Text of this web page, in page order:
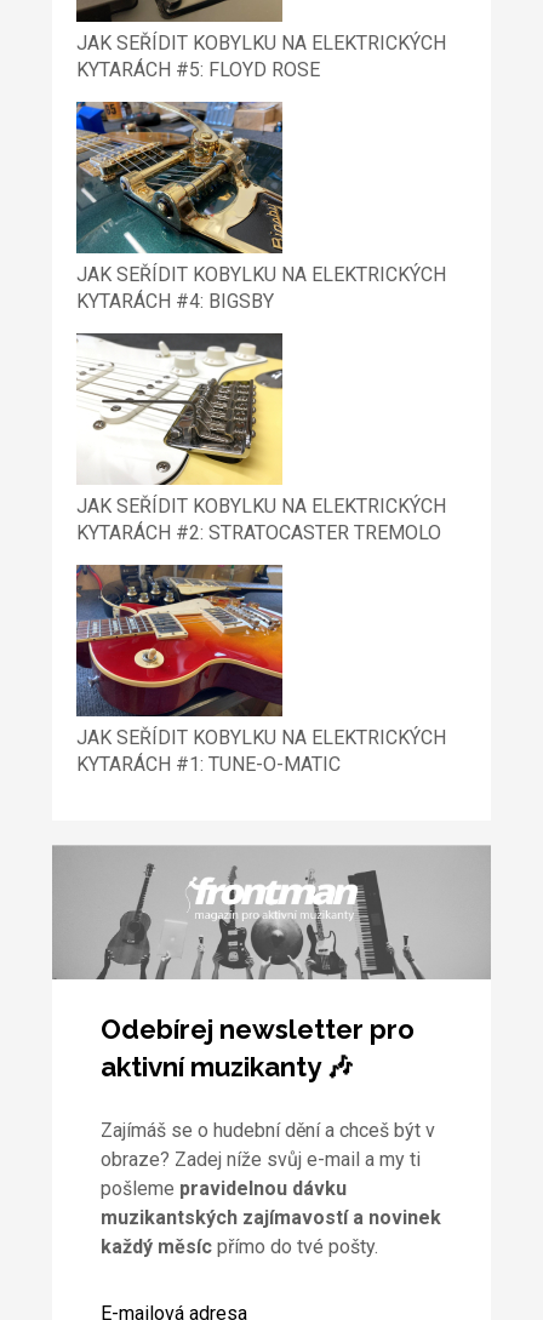
JAK SEŘÍDIT KOBYLKU NA ELEKTRICKÝCH
KYTARÁCH #5: FLOYD ROSE
JAK SEŘÍDIT KOBYLKU NA ELEKTRICKÝCH
KYTARÁCH #4: BIGSBY
JAK SEŘÍDIT KOBYLKU NA ELEKTRICKÝCH
KYTARÁCH #2: STRATOCASTER TREMOLO
JAK SEŘÍDIT KOBYLKU NA ELEKTRICKÝCH
KYTARÁCH #1: TUNE-O-MATIC
Odebírej newsletter pro
aktivní muzikanty 🎶
Zajímáš se o hudební dění a chceš být v
obraze? Zadej níže svůj e-mail a my ti
pošleme pravidelnou dávku
muzikantských zajímavostí a novinek
každý měsícpřímo do tvé pošty.
E-mailová adresa